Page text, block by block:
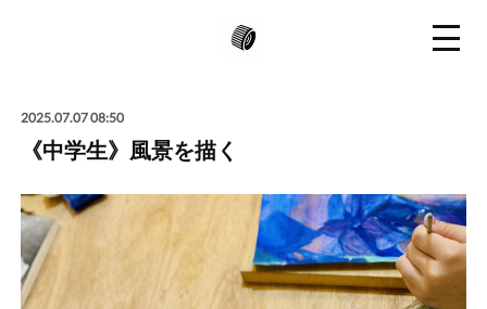
2025.07.07 08:50
《中学生》風景を描く